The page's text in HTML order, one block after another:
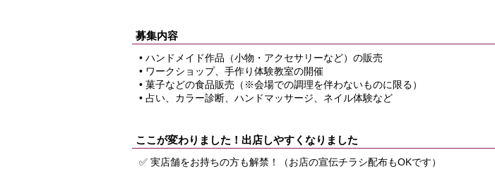
募集内容
• ハンドメイド作品（小物・アクセサリーなど）の販売
• ワークショップ、手作り体験教室の開催
• 菓子などの食品販売（※会場での調理を伴わないものに限る）
• 占い、カラー診断、ハンドマッサージ、ネイル体験など
ここが変わりました！出店しやすくなりました
✅ 実店舗をお持ちの方も解禁！（お店の宣伝チラシ配布もOKです）